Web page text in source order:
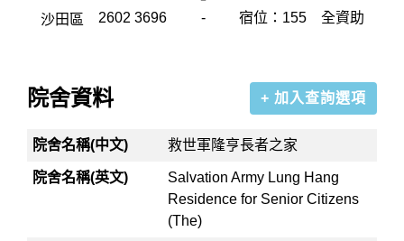
沙田區 2602 3696 - 宿位：155 全資助
院舍資料 + 加入查詢選項
院舍名稱(中文) 救世軍隆亨長者之家
院舍名稱(英文)
Salvation Army Lung Hang
Residence for Senior Citizens
(The)